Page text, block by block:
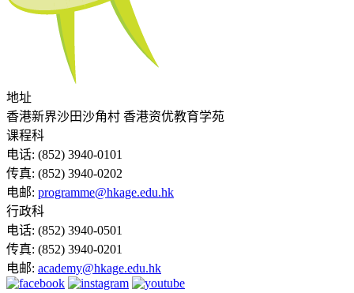
地址
香港新界沙田沙角村 香港资优教育学苑
课程科
电话: (852) 3940-0101
传真: (852) 3940-0202
电邮: programme@hkage.edu.hk
行政科
电话: (852) 3940-0501
传真: (852) 3940-0201
电邮: academy@hkage.edu.hk